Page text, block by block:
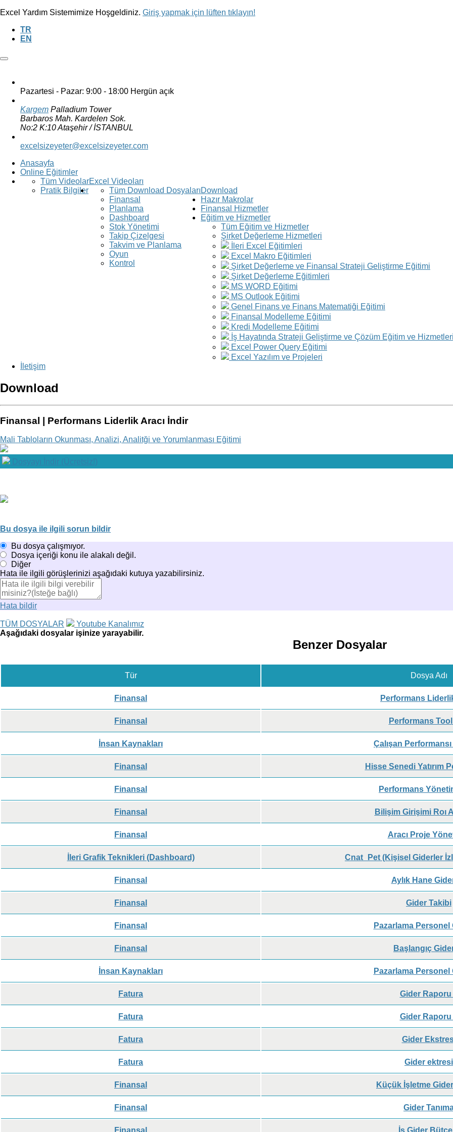
Excel Yardım Sistemimize Hoşgeldiniz. Giriş yapmak için lüften tıklayın!
TR
EN
Pazartesi - Pazar: 9:00 - 18:00 Hergün açık
Kargem Palladium Tower
Barbaros Mah. Kardelen Sok.
No:2 K:10 Ataşehir / İSTANBUL
excelsizeyeter@excelsizeyeter.com
Anasayfa
Online Eğitimler
Excel Videoları
Tüm Videolar
Pratik Bilgiler
Download
Tüm Download Dosyaları
Finansal
Planlama
Dashboard
Stok Yönetimi
Takip Çizelgesi
Takvim ve Planlama
Oyun
Kontrol
Hazır Makrolar
Finansal Hizmetler
Eğitim ve Hizmetler
Tüm Eğitim ve Hizmetler
Şirket Değerleme Hizmetleri
İleri Excel Eğitimleri
Excel Makro Eğitimleri
Şirket Değerleme ve Finansal Strateji Geliştirme Eğitimi
Şirket Değerleme Eğitimleri
MS WORD Eğitimi
MS Outlook Eğitimi
Genel Finans ve Finans Matematiği Eğitimi
Finansal Modelleme Eğitimi
Kredi Modelleme Eğitimi
İş Hayatında Strateji Geliştirme ve Çözüm Eğitim ve
Excel Power Query Eğitimi
Excel Yazılım ve Projeleri
İletişim
Download
Finansal | Performans Liderlik Aracı İndir
Mali Tabloların Okunması, Analizi, Analitği ve Yorumlanması Eğitimi
Dosyayı İndir (Ücretsiz!)
Bu dosya ile ilgili sorun bildir
Bu dosya çalışmıyor.
Dosya içeriği konu ile alakalı değil.
Diğer
Hata ile ilgili görüşlerinizi aşağıdaki kutuya yazabilirsiniz.
Hata bildir
TÜM DOSYALAR
Youtube Kanalımız
Aşağıdaki dosyalar işinize yarayabilir.
Benzer Dosyalar
Tür Dosya Adı
Finansal Performans
Finansal Performans
İnsan Kaynakları Çalışan
Finansal Hisse Senedi Yatırım
Finansal Performans
Finansal Bilişim Girişimi Roı
Finansal Aracı Proje
İleri Grafik Teknikleri (Dashboard) Cnat_Pet (Kişisel Giderler
Finansal Aylık Hane
Finansal Gider Takibi
Finansal Pazarlama Personel
Finansal Başlangıç
İnsan Kaynakları Pazarlama Personel
Fatura Gider Raporu
Fatura Gider Raporu
Fatura Gider
Fatura Gider ektresi
Finansal Küçük İşletme
Finansal Gider